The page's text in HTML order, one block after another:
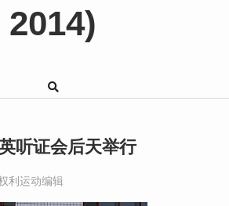
2014)
听证会后天举行
利运动编辑